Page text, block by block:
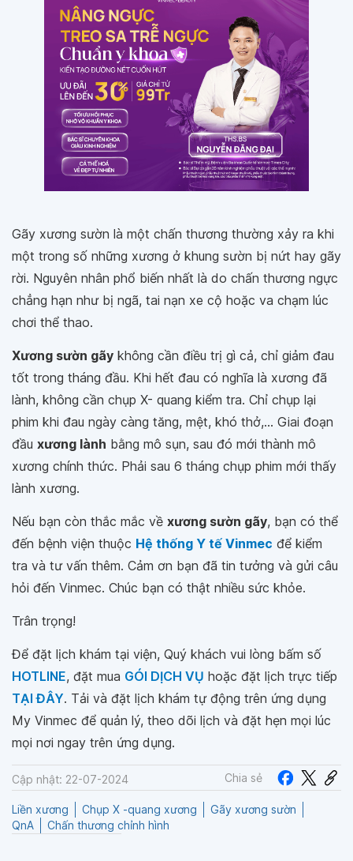
Gãy xương sườn là một chấn thương thường xảy ra khi
một trong số những xương ở khung sườn bị nứt hay gãy
rời. Nguyên nhân phổ biến nhất là do chấn thương ngực
chẳng hạn như bị ngã, tai nạn xe cộ hoặc va chạm lúc
chơi thể thao.
Xương sườn gãy không cần điều trị gì cả, chỉ giảm đau
tốt trong tháng đầu. Khi hết đau có nghĩa là xương đã
lành, không cần chụp X- quang kiểm tra. Chỉ chụp lại
phim khi đau ngày càng tăng, mệt, khó thở,... Giai đoạn
đầu xương lành bằng mô sụn, sau đó mới thành mô
xương chính thức. Phải sau 6 tháng chụp phim mới thấy
lành xương.
Nếu bạn còn thắc mắc về xương sườn gãy, bạn có thể
đến bệnh viện thuộc Hệ thống Y tế Vinmec để kiểm
tra và tư vấn thêm. Cảm ơn bạn đã tin tưởng và gửi câu
hỏi đến Vinmec. Chúc bạn có thật nhiều sức khỏe.
Trân trọng!
Để đặt lịch khám tại viện, Quý khách vui lòng bấm số
HOTLINE, đặt mua GÓI DỊCH VỤ hoặc đặt lịch trực tiếp
TẠI ĐÂY. Tải và đặt lịch khám tự động trên ứng dụng
My Vinmec để quản lý, theo dõi lịch và đặt hẹn mọi lúc
mọi nơi ngay trên ứng dụng.
Cập nhật: 22-07-2024 Chia sẻ
Liền xương Chụp X -quang xương
Gãy xương sườn
QnA
Chấn thương chỉnh hình